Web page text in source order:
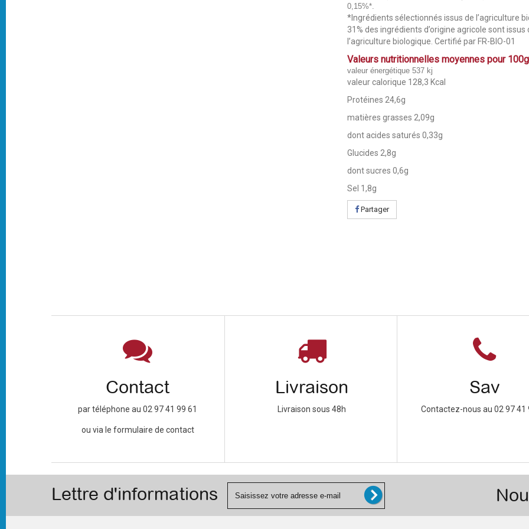
0,15%*.
*Ingrédients sélectionnés issus de l’agriculture
31% des ingrédients d’origine agricole sont issus
l’agriculture biologique. Certifié par FR-BIO-01
Valeurs nutritionnelles moyennes pour 100g
valeur énergétique 537 kj
valeur calorique 128,3 Kcal
Protéines 24,6g
matières grasses 2,09g
dont acides saturés 0,33g
Glucides 2,8g
dont sucres 0,6g
Sel 1,8g
Partager
Contact
par téléphone au 02 97 41 99 61
ou via le formulaire de contact
Livraison
Livraison sous 48h
Sav
Contactez-nous au 02 97 41
Lettre d'informations